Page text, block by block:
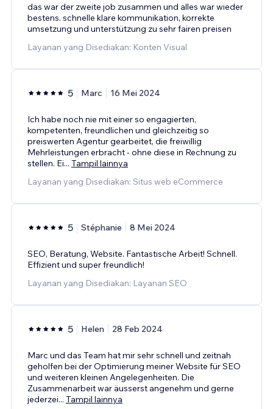
das war der zweite job zusammen und alles war wieder
bestens. schnelle klare kommunikation, korrekte
umsetzung und unterstützung zu sehr fairen preisen
Layanan yang Disediakan: Konten Visual
5 Marc 16 Mei 2024
Ich habe noch nie mit einer so engagierten,
kompetenten, freundlichen und gleichzeitig so
preiswerten Agentur gearbeitet, die freiwillig
Mehrleistungen erbracht - ohne diese in Rechnung zu
stellen. Ei... Tampil lainnya
Layanan yang Disediakan: Situs web eCommerce
5 Stéphanie 8 Mei 2024
SEO, Beratung, Website. Fantastische Arbeit! Schnell.
Effizient und super freundlich!
Layanan yang Disediakan: Layanan SEO
5 Helen 28 Feb 2024
Marc und das Team hat mir sehr schnell und zeitnah
geholfen bei der Optimierung meiner Website für SEO
und weiteren kleinen Angelegenheiten. Die
Zusammenarbeit war äusserst angenehm und gerne
jederzei... Tampil lainnya